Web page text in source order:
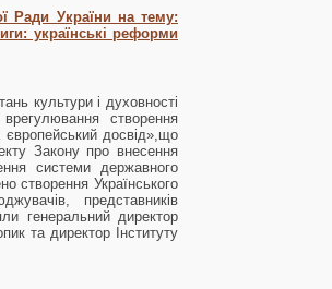
Ради України на тему:
українські реформи
культури і духовності
створення
європейський досвід»,що
Закону про внесення
системи державного
створення Українського
представників
генеральний директор
та директор Інституту